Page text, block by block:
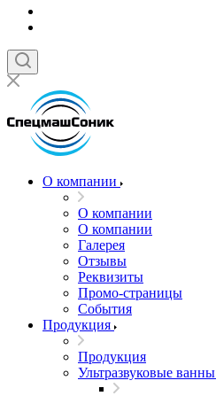
О компании
О компании
О компании
Галерея
Отзывы
Реквизиты
Промо-страницы
События
Продукция
Продукция
Ультразвуковые ванны